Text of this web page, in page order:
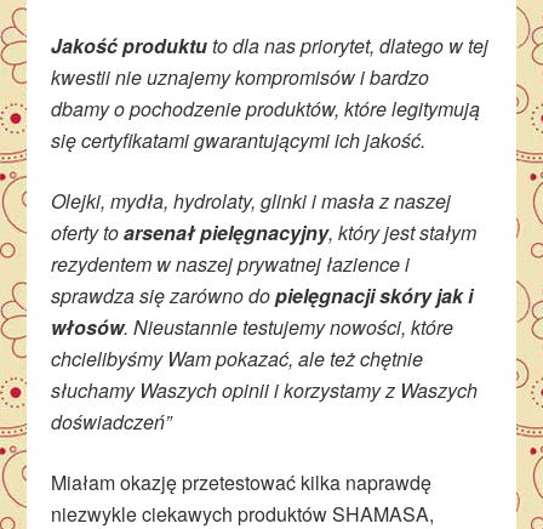
Jakość produktuto dla nas priorytet, dlatego w tej
kwestii nie uznajemy kompromisów i bardzo
dbamy o pochodzenie produktów, które legitymują
się certyfikatami gwarantującymi ich jakość.
Olejki, mydła, hydrolaty, glinki i masła z naszej
oferty toarsenał pielęgnacyjny, który jest stałym
rezydentem w naszej prywatnej łazience i
sprawdza się zarówno dopielęgnacji skóry jak i
włosów. Nieustannie testujemy nowości, które
chcielibyśmy Wam pokazać, ale też chętnie
słuchamy Waszych opinii i korzystamy z Waszych
doświadczeń”
Miałam okazję przetestować kilka naprawdę
niezwykle ciekawych produktów SHAMASA,